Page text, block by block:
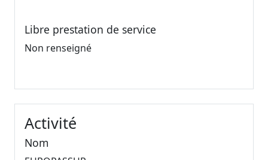
Libre prestation de service
Non renseigné
Activité
Nom